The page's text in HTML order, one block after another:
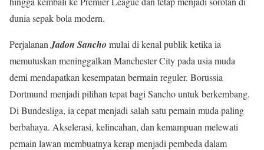
dunia sepak bola modern.
Perjalanan Jadon Sancho mulai di kenal publik ketika ia
memutuskan meninggalkan Manchester City pada usia muda
demi mendapatkan kesempatan bermain reguler. Borussia
Dortmund menjadi pilihan tepat bagi Sancho untuk berkembang.
Di Bundesliga, ia cepat menjadi salah satu pemain muda paling
berbahaya. Akselerasi, kelincahan, dan kemampuan melewati
pemain lawan membuatnya kerap menjadi pembeda dalam